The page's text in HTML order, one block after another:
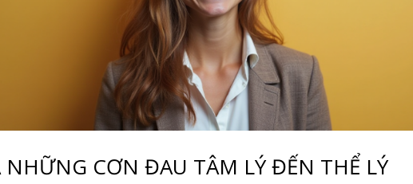
NHỮNG CƠN ĐAU TÂM LÝ ĐẾN THỂ LÝ